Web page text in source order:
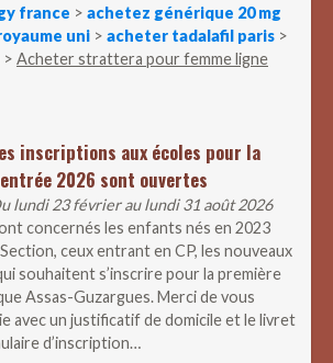
france > achetez générique 20 mg
uni > acheter tadalafil paris >
> Acheter strattera pour femme ligne
inscriptions aux écoles pour la
2026 sont ouvertes
lundi 23 février au lundi 31 août 2026
concernés les enfants nés en 2023
ceux entrant en CP, les nouveaux
souhaitent s’inscrire pour la première
Assas-Guzargues. Merci de vous
avec un justificatif de domicile et le livret
d’inscription…